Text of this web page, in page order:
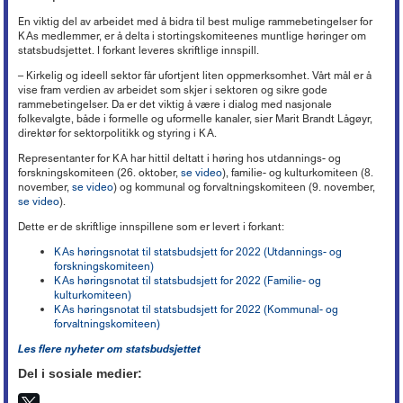
Kronikker og debattinnlegg
Nyheter om KA
Oppfølging av sykefravær
Rett til redusert arbeidstid
Avvikling av arbeidsforhold
Advarsel
Nedbemanning og omorganisering
Vurdering ved ledig stilling
Arbeidstaker eller oppdragstaker?
Seksuell trakassering og overgrep
Reglementer
Arbeidsveiledning (ABV)
Boka «Ledelse og organisering i kristne virksomheter»
Nyhetsbrev fra KA Lederakademi
Hovedtariffavtalen - organisasjonsmedlemmer
Sentrale særavtaler
Lønnssystem på KA-sektoren
Samarbeid og medbestemmelse
Tillitsvalgtordninger på KA-sektoren
Opplæring og utvikling (OU)
Lokale forhandlinger
Tariffordliste
Tariff 2021
Tariff 2020
Tariff 2019
Tariff 2018
Tariff 2017
Tariff 2016
Tariff 2015
Gamle tariffavtaler
Ordna eiendom
Endringer på kirkebygg
Istandsetting av middelalderkirker i stein
Kirkeinventar
Energi og Enøk
Eiendomsforhold
Offentlige anskaffelser
Verktøy for tilstandsanalyse
Kirkebygg og identitet
Karttjenester
Nettverk for kirkebyggforvaltere
Riksantikvarens tilskudd til konservering av kirkekunst
Beredskap i egen virksomhet
Brannsikring av kirker
Innbrudds- og tyverisikring
Verdibergingsplan (restverdiredning)
Håndtering av naturfare
Økonomi +
Trossamfunnslov og kirkeordning
God kommunal regnskapsskikk
Årsoppgjør, årsregnskap, årsberetning
Intro til merverdiavgift
Momskompensasjon
Ti tips - økonomi i kirkelig fellesråd
Offentlige anskaffelser
Planarbeid
Svindelforsøk
Organisasjon og forvaltning +
Personvern
Forsikringsordninger for arbeidsgivere
Ansvarsforsikring og ulykkesforsikring
Støtteordninger for undervisningsansatte
«Stadig bedre»
Mediehåndtering ved begravelser
KAs digitaliseringsarbeid
Frivillig digitaliseringsavgift
Gravplass
Kirkebygg
Lønn, personal og regnskap
Brukerforum og brukergrupper
Strømming og kopiering +
Kopiering (Kopinor)
Musikkfremføring (Tono)
Overføring av gudstjenester (strømming)
Digitale musikkrettigheter
Filmvisning i Den norske kirke
Barnehage +
Barnehage i KA
PBL-medlemskap gjennom KA
Krav om eget rettssubjekt
Inkluderende arbeidsliv i barnehager
Høringsuttalelser +
Høringsuttalelser f.o.m. 2017
Høringsuttalelser t.o.m. 2016
Kurs og konferanser
Nettbutikk
En viktig del av arbeidet med å bidra til best mulige rammebetingelser for
KAs medlemmer, er å delta i stortingskomiteenes muntlige høringer om
statsbudsjettet. I forkant leveres skriftlige innspill.
– Kirkelig og ideell sektor får ufortjent liten oppmerksomhet. Vårt mål er å
vise fram verdien av arbeidet som skjer i sektoren og sikre gode
rammebetingelser. Da er det viktig å være i dialog med nasjonale
folkevalgte, både i formelle og uformelle kanaler, sier Marit Brandt Lågøyr,
direktør for sektorpolitikk og styring i KA.
Representanter for KA har hittil deltatt i høring hos utdannings- og
forskningskomiteen (26. oktober,se video), familie- og kulturkomiteen (8.
november,se video) og kommunal og forvaltningskomiteen (9. november,
se video).
Dette er de skriftlige innspillene som er levert i forkant:
KAs høringsnotat til statsbudsjett for 2022 (Utdannings- og
forskningskomiteen)
KAs høringsnotat til statsbudsjett for 2022 (Familie- og
kulturkomiteen)
KAs høringsnotat til statsbudsjett for 2022 (Kommunal- og
forvaltningskomiteen)
Les flere nyheter om statsbudsjettet
Del i sosiale medier: